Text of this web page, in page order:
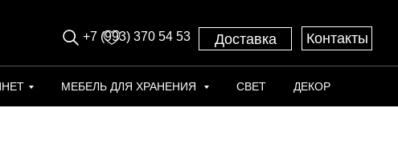
Доставка Контакты
+7 (993) 370 54 53
МЕБЕЛЬ ДЛЯ ХРАНЕНИЯ СВЕТ ДЕКОР